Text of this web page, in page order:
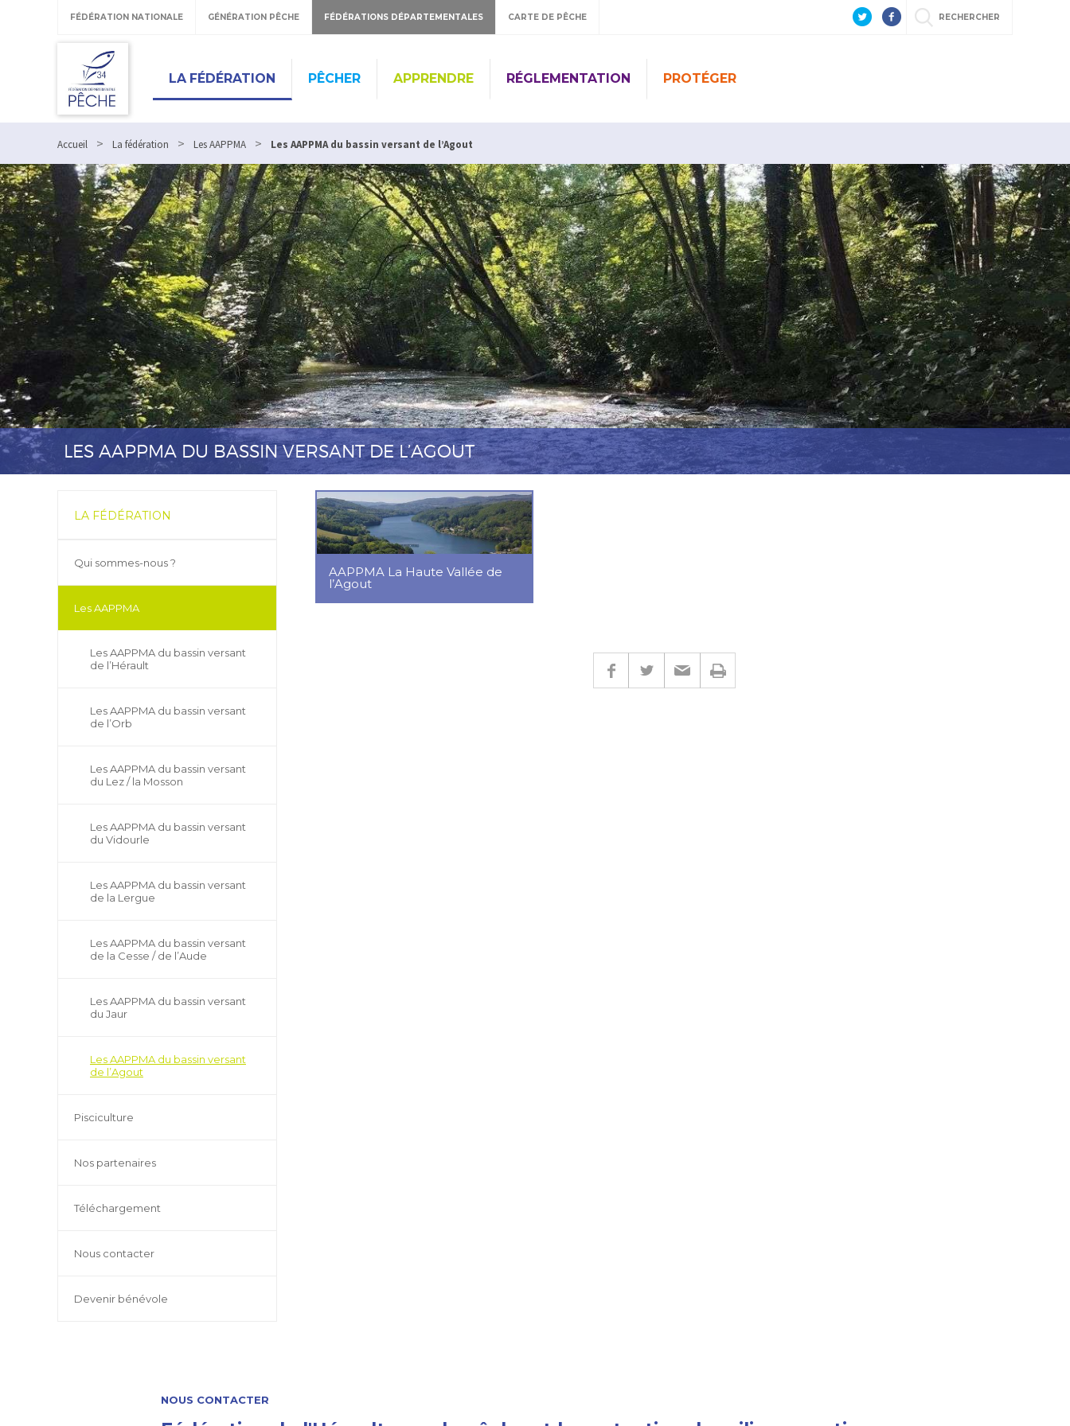
Panneau de gestion des cookies
FÉDÉRATION NATIONALE GÉNÉRATION PÊCHE FÉDÉRATIONS DÉPARTEMENTALES CARTE DE PÊCHE RECHERCHER
LA FÉDÉRATION PÊCHER APPRENDRE RÉGLEMENTATION PROTÉGER
Accueil > La fédération > Les AAPPMA > Les AAPPMA du bassin versant de l’Agout
LES AAPPMA DU BASSIN VERSANT DE L’AGOUT
LA FÉDÉRATION
Qui sommes-nous ?
Les AAPPMA
Les AAPPMA du bassin versant
de l’Hérault
Les AAPPMA du bassin versant
de l’Orb
Les AAPPMA du bassin versant
du Lez / la Mosson
Les AAPPMA du bassin versant
du Vidourle
Les AAPPMA du bassin versant
de la Lergue
Les AAPPMA du bassin versant
de la Cesse / de l’Aude
Les AAPPMA du bassin versant
du Jaur
Les AAPPMA du bassin versant
de l’Agout
Pisciculture
Nos partenaires
Téléchargement
Nous contacter
Devenir bénévole
AAPPMA La Haute Vallée de
l’Agout
NOUS CONTACTER